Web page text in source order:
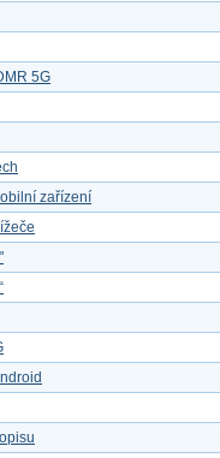
5G
zařízení